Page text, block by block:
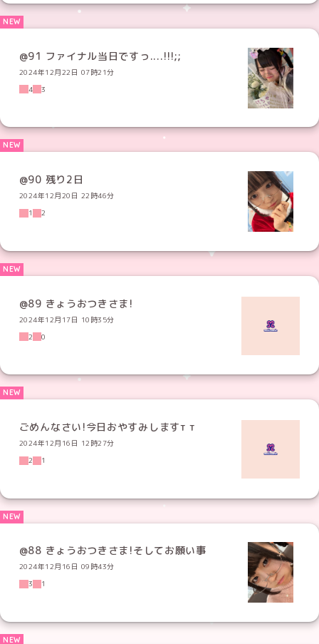
@91 ファイナル当日ですっ....!!!;;
2024年12月22日 07時21分
4
3
@90 残り2日
2024年12月20日 22時46分
1
2
@89 きょうおつきさま!
2024年12月17日 10時35分
2
0
ごめんなさい!今日おやすみします‬т т
2024年12月16日 12時27分
2
1
@88 きょうおつきさま!そしてお願い事
2024年12月16日 09時43分
3
1